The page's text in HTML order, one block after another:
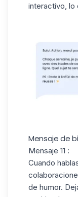
interactivo, lo
Mensaje de
Mensaje 11 :
Cuando
de humor.